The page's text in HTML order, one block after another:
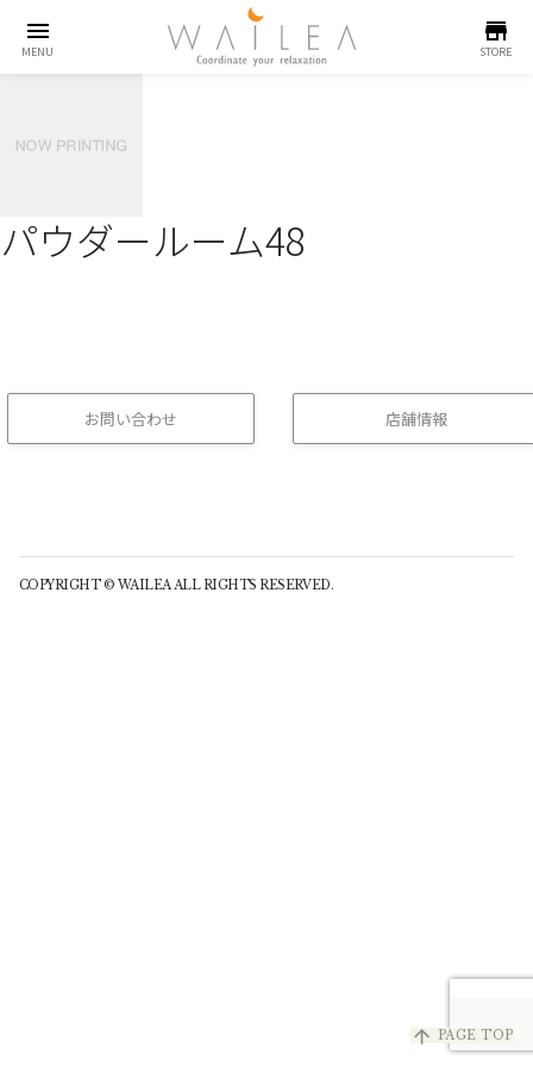
menu
MENU
store
STORE
パウダールーム48
お問い合わせ 店舗情報
arrow_upward PAGE TOP
COPYRIGHT © WAILEA ALL RIGHTS RESERVED.